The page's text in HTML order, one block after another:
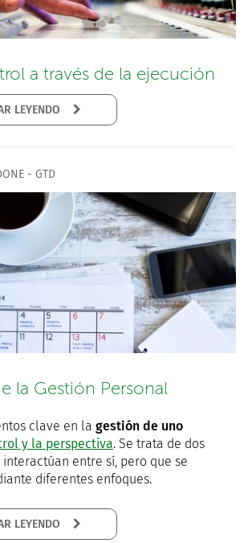
a través de la ejecución
- GTD
la Gestión Personal
clave en la gestión de uno
y la perspectiva. Se trata de dos
entre sí, pero que se
diferentes enfoques.